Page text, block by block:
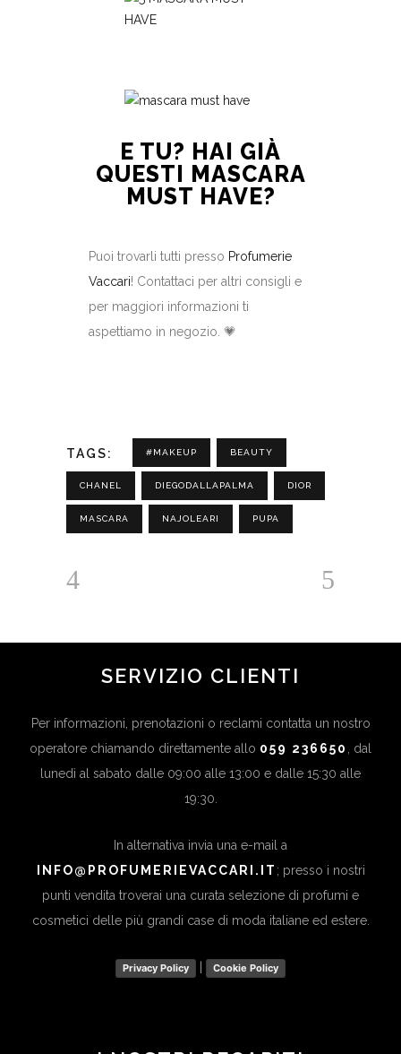
E TU? HAI GIÀ
QUESTI MASCARA
MUST HAVE?
Puoi trovarli tutti presso Profumerie
Vaccari! Contattaci per altri consigli e
per maggiori informazioni ti
aspettiamo in negozio. 💗
TAGS: #MAKEUP BEAUTY
CHANEL DIEGODALLAPALMA DIOR
MASCARA NAJOLEARI PUPA
SERVIZIO CLIENTI
Per informazioni, prenotazioni o reclami contatta un nostro
operatore chiamando direttamente allo 059 236650
, dal
lunedì al sabato dalle 09:00 alle 13:00 e dalle 15:30 alle
19:30.
In alternativa invia una e-mail a
INFO@PROFUMERIEVACCARI.IT ; presso i nostri
punti vendita troverai una curata selezione di profumi e
cosmetici delle più grandi case di moda italiane ed estere.
Privacy Policy Cookie Policy